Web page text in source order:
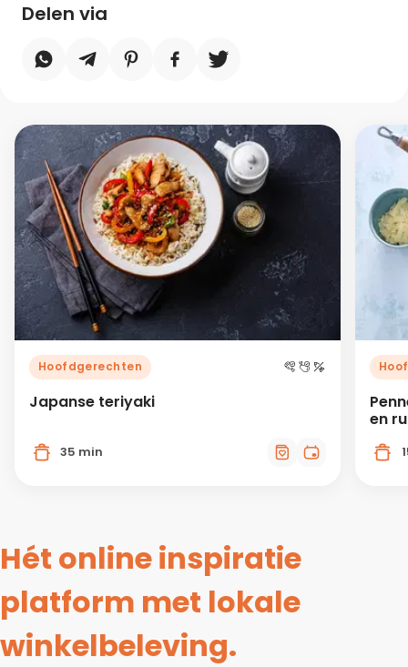
Delen via
Hoofdgerechten
Japanse teriyaki
35 min
en
Hét online inspiratie
platform met lokale
winkelbeleving.